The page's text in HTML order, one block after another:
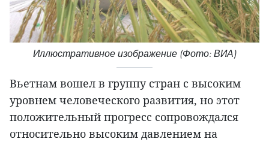
Иллюстративное изображение (Фото: ВИА)
Вьетнам вошел в группу стран с высоким
уровнем человеческого развития, но этот
положительный прогресс сопровождался
относительно высоким давлением на